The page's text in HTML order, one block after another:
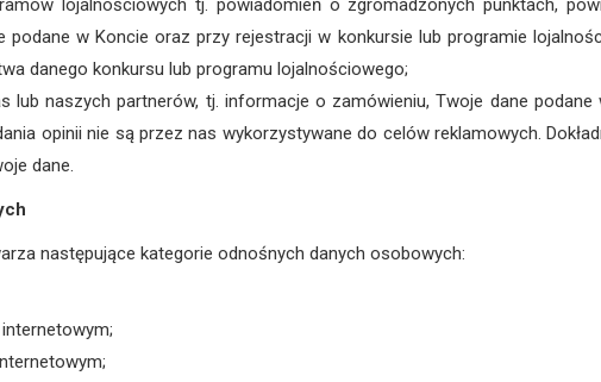
lojalnościowych tj. powiadomień o zgromadzonych punktach,
w Koncie oraz przy rejestracji w konkursie lub programie
danego konkursu lub programu lojalnościowego;
lub naszych partnerów, tj. informacje o zamówieniu, Twoje dane
opinii nie są przez nas wykorzystywane do celów reklamowych.
dane.
następujące kategorie odnośnych danych osobowych: